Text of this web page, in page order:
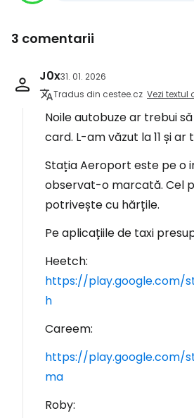
3 comentarii
J0x31. 01. 2026
Tradus din cestee.cz Vezi textul
Noile autobuze ar trebui
card. L-am văzut la 11 și ar
Stația Aeroport este pe o
observat-o marcată. Cel
potrivește cu hărțile.
Pe aplicațiile de taxi
Heetch:
https://play.google.com/
h
Careem:
https://play.google.com/
ma
Roby: